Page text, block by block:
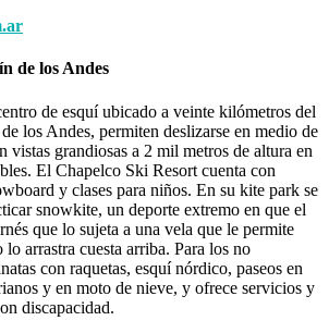
de los Andes
de esquí ubicado a veinte kilómetros del
los Andes, permiten deslizarse en medio de
vistas grandiosas a 2 mil metros de altura en
El Chapelco Ski Resort cuenta con
y clases para niños. En su kite park se
snowkite, un deporte extremo en que el
que lo sujeta a una vela que le permite
arrastra cuesta arriba. Para los no
con raquetas, esquí nórdico, paseos en
y en moto de nieve, y ofrece servicios y
discapacidad.